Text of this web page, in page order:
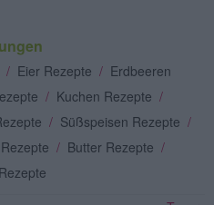
/ Eier Rezepte / Erdbeeren
/ Kuchen Rezepte /
/ Süßspeisen Rezepte /
/ Butter Rezepte /